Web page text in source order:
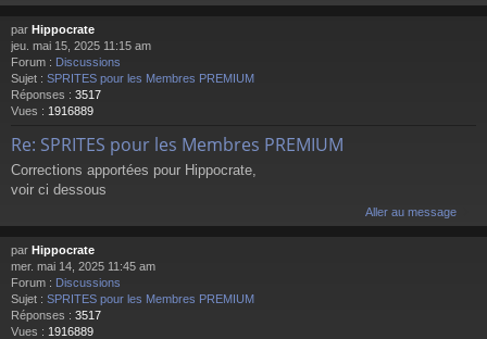
par Hippocrate
jeu. mai 15, 2025 11:15 am
Forum : Discussions
Sujet : SPRITES pour les Membres PREMIUM
Réponses : 3517
Vues : 1916889
Re: SPRITES pour les Membres PREMIUM
Corrections apportées pour Hippocrate,
voir ci dessous
Aller au message
par Hippocrate
mer. mai 14, 2025 11:45 am
Forum : Discussions
Sujet : SPRITES pour les Membres PREMIUM
Réponses : 3517
Vues : 1916889